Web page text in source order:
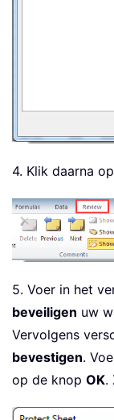
4. Klik daarna op
5. Voer in het
beveiligen uw
Vervolgens
bevestigen.
op de knop OK.